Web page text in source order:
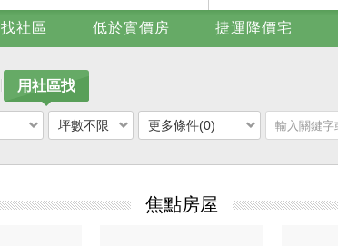
找社區 低於實價房 捷運降價宅
用社區找
坪數不限 更多條件(0)
焦點房屋